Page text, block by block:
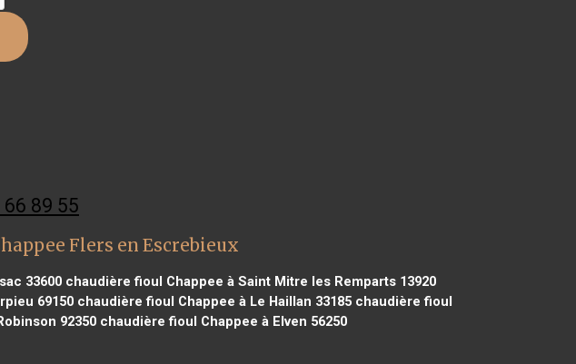
89 55
Flers en Escrebieux
33600chaudière fioul Chappee à Saint Mitre les Remparts 13920
69150 chaudière fioul Chappee à Le Haillan 33185 chaudière fioul
92350 chaudière fioul Chappee à Elven 56250